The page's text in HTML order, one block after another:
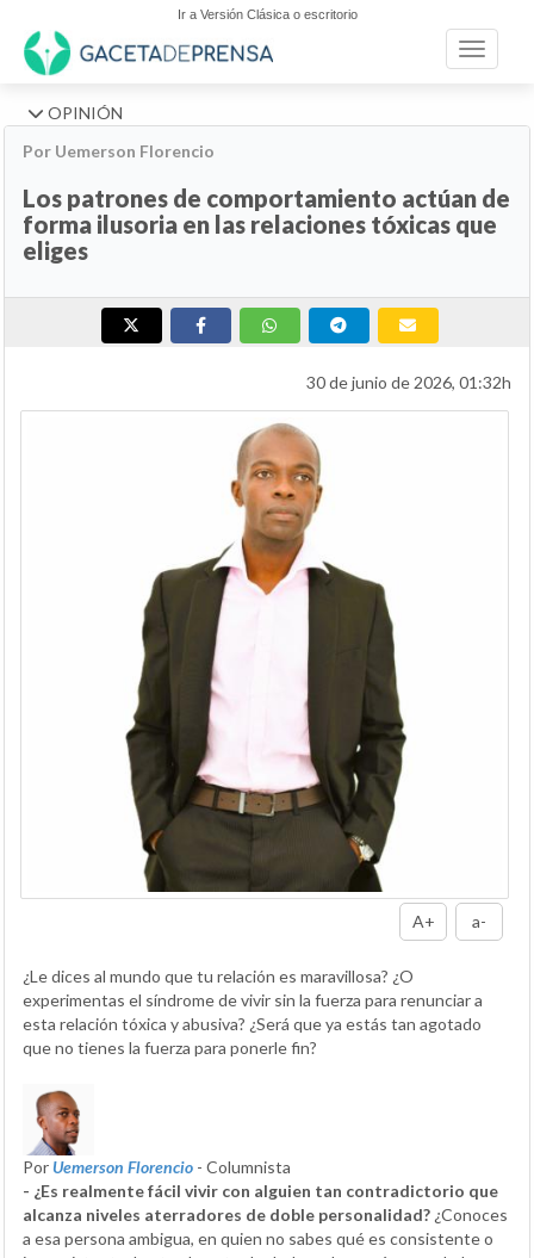
Ir a Versión Clásica o escritorio
Toggle
OPINIÓN
Por Uemerson Florencio
Los patrones de comportamiento actúan de
forma ilusoria en las relaciones tóxicas que
eliges
30 de junio de 2026, 01:32h
A+ a-
¿Le dices al mundo que tu relación es maravillosa? ¿O
experimentas el síndrome de vivir sin la fuerza para renunciar a
esta relación tóxica y abusiva? ¿Será que ya estás tan agotado
que no tienes la fuerza para ponerle fin?
PorUemerson Florencio - Columnista
- ¿Es realmente fácil vivir con alguien tan contradictorio que
alcanza niveles aterradores de doble personalidad? ¿Conoces
a esa persona ambigua, en quien no sabes qué es consistente o